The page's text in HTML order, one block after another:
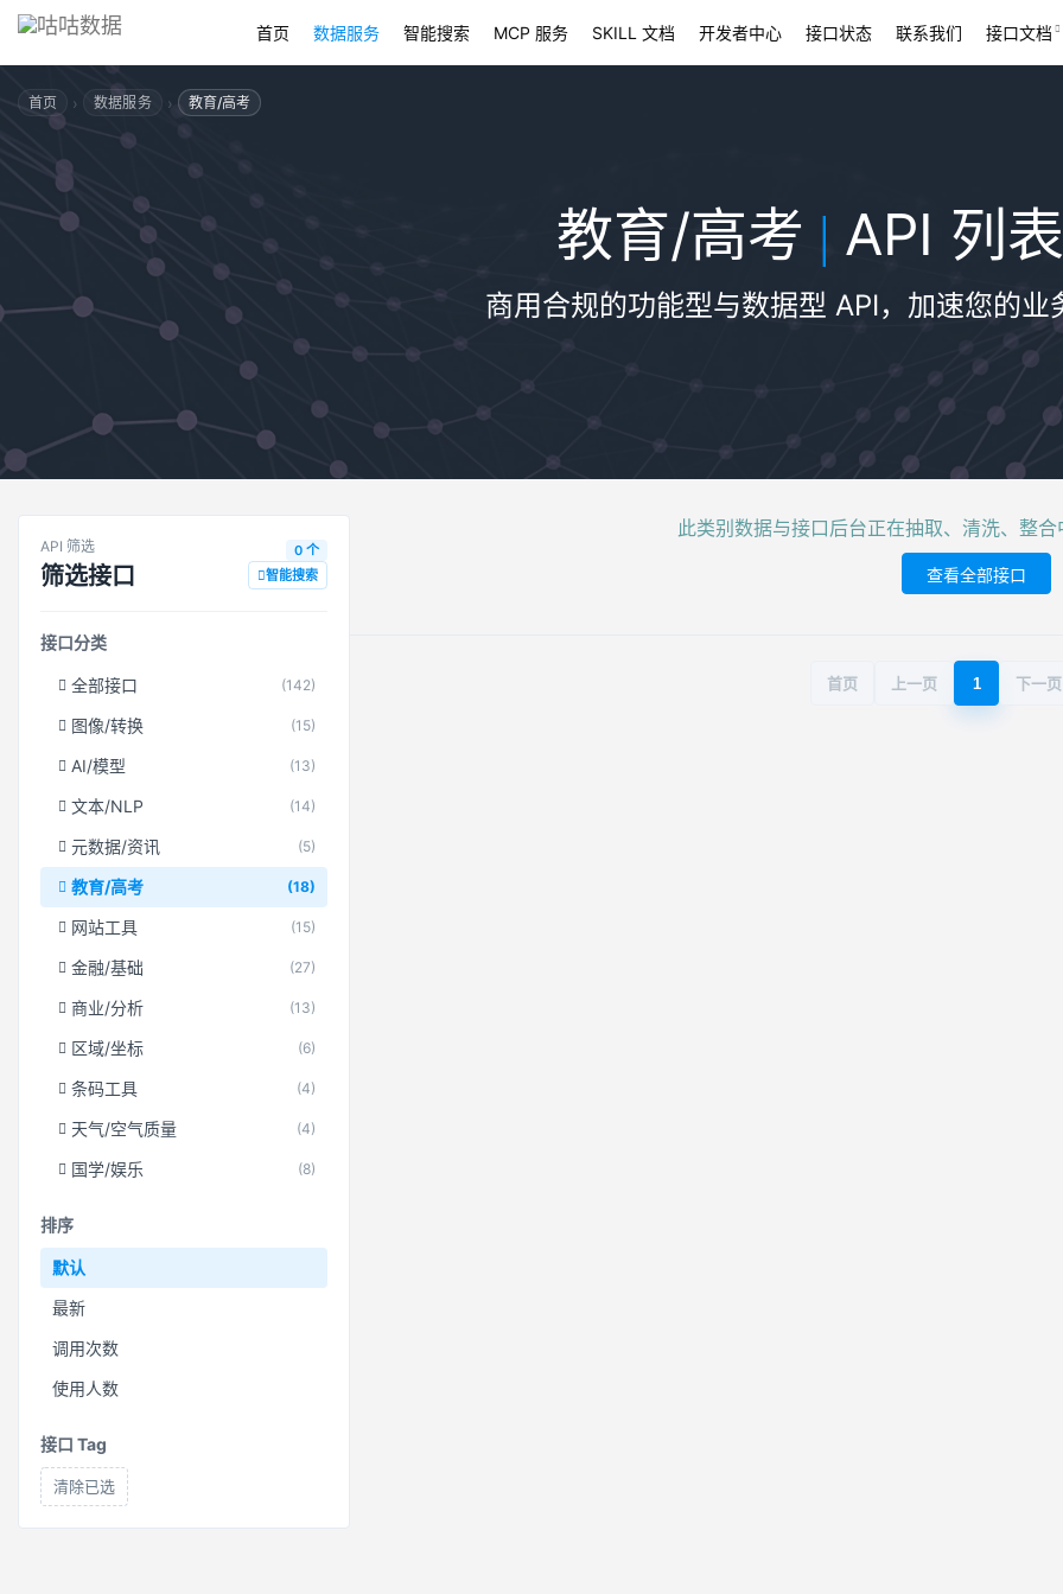
首页 数据服务 智能搜索 MCP 服务 SKILL 文档 开发者中心 接口状态 联系我们 接口文档
首页 › 数据服务 › 教育/高考
教育/高考 | API 列表
商用合规的功能型与数据型 API，加速您的业
API 筛选
筛选接口
0 个
智能搜索
接口分类
全部接口 (142)
图像/转换 (15)
AI/模型 (13)
文本/NLP (14)
元数据/资讯 (5)
教育/高考 (18)
网站工具 (15)
金融/基础 (27)
商业/分析 (13)
区域/坐标 (6)
条码工具 (4)
天气/空气质量 (4)
国学/娱乐 (8)
排序
默认
最新
调用次数
使用人数
接口 Tag
清除已选
此类别数据与接口后台正在抽取、清洗、整
查看全部接口
首页 上一页 1 下一页